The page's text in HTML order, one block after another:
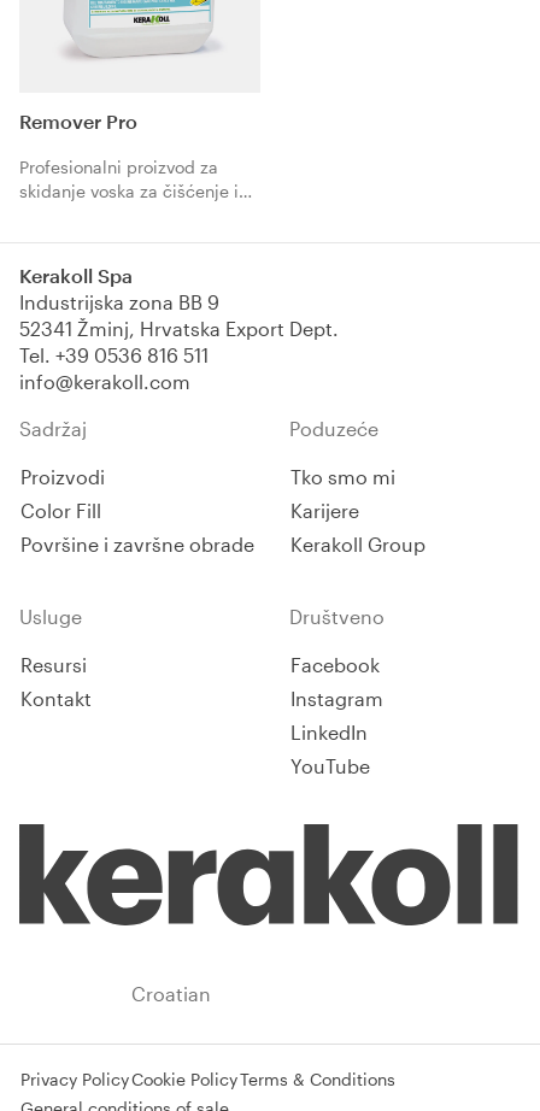
Remover Pro
Profesionalni proizvod za
skidanje voska za čišćenje i
korištenja regenerativnog
Kerakoll Spa
Industrijska zona BB 9
52341 Žminj, Hrvatska Export Dept.
Tel. +39 0536 816 511
info@kerakoll.com
Sadržaj
Proizvodi
Color Fill
Površine i završne obrade
Poduzeće
Tko smo mi
Karijere
Kerakoll Group
Usluge
Resursi
Kontakt
Društveno
Facebook
Instagram
LinkedIn
YouTube
Croatian
Privacy PolicyCookie PolicyTerms & Conditions